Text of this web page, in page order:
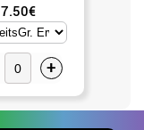
7.50€
+